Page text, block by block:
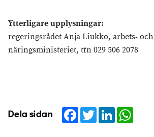
Ytterligare upplysningar:
regeringsrådet Anja Liukko, arbets- och
näringsministeriet, tfn 029 506 2078
Dela sidan Facebook
TwitterLinkedIn